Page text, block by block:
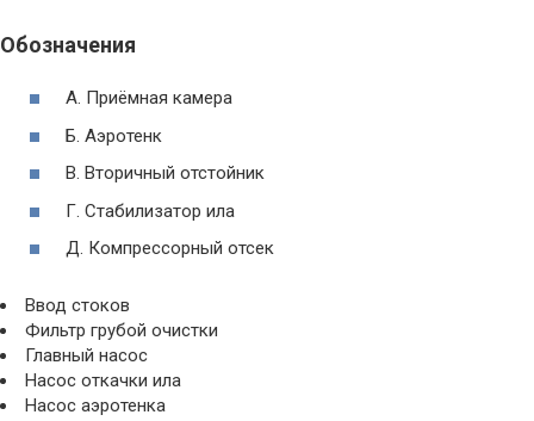
Обозначения
А. Приёмная камера
Б. Аэротенк
В. Вторичный отстойник
Г. Стабилизатор ила
Д. Компрессорный отсек
Ввод стоков
Фильтр грубой очистки
Главный насос
Насос откачки ила
Насос аэротенка